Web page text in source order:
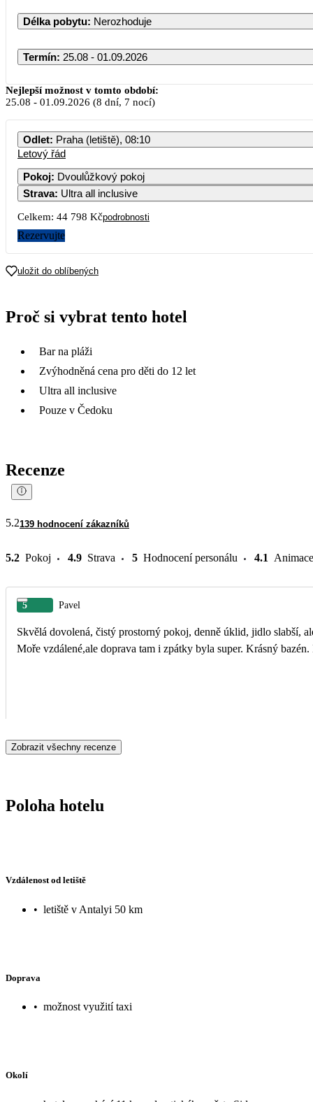
Délka pobytu: Nerozhoduje
Termín: 25.08 - 01.09.2026
Nejlepší možnost v tomto období:
25.08 - 01.09.2026 (8 dní, 7 nocí)
Odlet: Praha (letiště), 08:10
Letový řád
Pokoj: Dvoulůžkový pokoj
Strava: Ultra all inclusive
Celkem: 44 798 Kčpodrobnosti
Rezervujte
uložit do oblíbených
Proč si vybrat tento hotel
Bar na pláži
Zvýhodněná cena pro děti do 12 let
Ultra all inclusive
Pouze v Čedoku
Recenze
5.2139 hodnocení zákazníků
5.2 Pokoj 4.9 Strava 5 Hodnocení personálu 4.1 Animace
5 Pavel
Skvělá dovolená, čistý prostorný pokoj, denně úklid, jidlo slabší,
Moře vzdálené,ale doprava tam i zpátky byla super. Krásný
Zobrazit všechny recenze
Poloha hotelu
Vzdálenost od letiště
• letiště v Antalyi 50 km
Doprava
• možnost využití taxi
Okolí